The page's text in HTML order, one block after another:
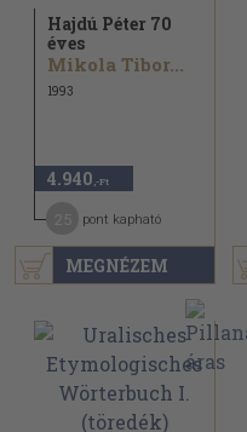
MEGNÉZEM
Hajdú Péter 70
éves
Mikola Tibor...
1993
4.940 ,-Ft
pont kapható